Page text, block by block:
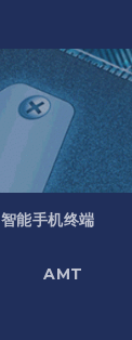
智能手机终端
AMT